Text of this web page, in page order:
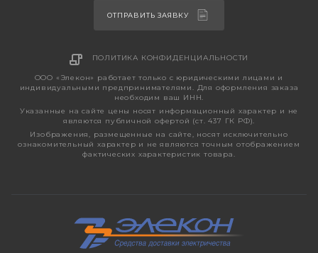
ОТПРАВИТЬ ЗАЯВКУ
ПОЛИТИКА КОНФИДЕНЦИАЛЬНОСТИ
ООО «Элекон» работает только с юридическими лицами и
индивидуальными предпринимателями. Для оформления заказа
необходим ваш ИНН.
Указанные на сайте цены носят информационный характер и не
являются публичной офертой (ст. 437 ГК РФ).
Изображения, размещенные на сайте, носят исключительно
ознакомительный характер и не являются точным отображением
фактических характеристик товара.